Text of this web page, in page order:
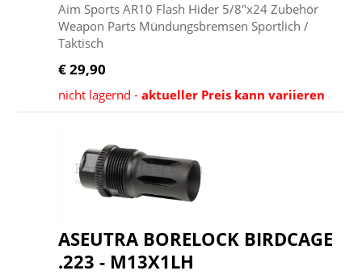
Aim Sports AR10 Flash Hider 5/8"x24 Zubehör
Weapon Parts Mündungsbremsen Sportlich /
Taktisch
€ 29,90
nicht lagernd -aktueller Preis kann variieren
ASEUTRA BORELOCK BIRDCAGE
.223 - M13X1LH